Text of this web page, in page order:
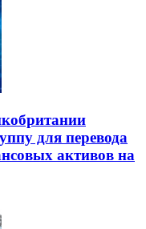
для перевода
активов на